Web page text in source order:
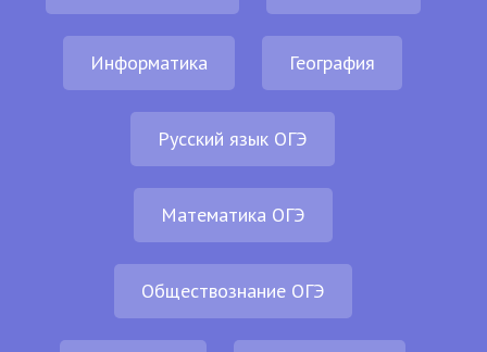
Информатика География
Русский язык ОГЭ
Математика ОГЭ
Обществознание ОГЭ